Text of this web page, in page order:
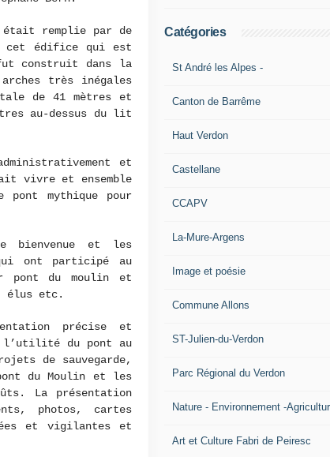
était remplie par de
cet édifice qui est
construit dans la
très inégales
de 41 mètres et
au-dessus du lit
et
vivre et ensemble
pont mythique pour
bienvenue et les
qui ont participé au
pont du moulin et
élus etc.
précise et
du pont au
de sauvegarde,
du Moulin et les
La présentation
photos, cartes
et vigilantes et
Catégories
St André les Alpes -
Canton de Barrême
Haut Verdon
Castellane
CCAPV
La-Mure-Argens
Image et poésie
Commune Allons
ST-Julien-du-Verdon
Parc Régional du Verdon
Nature - Environnement -
Art et Culture Fabri de Peiresc